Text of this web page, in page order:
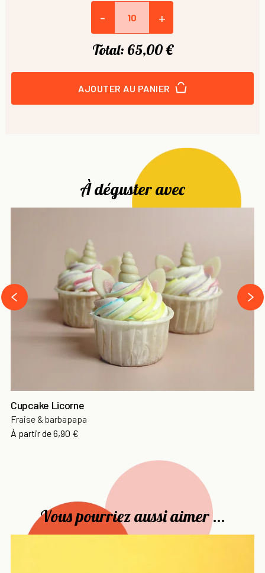
- +
Total: 65,00 €
AJOUTER AU PANIER
À déguster avec
Cupcake Licorne
Fraise & barbapapa
À partir dePrix
6,90 €
prev
next
Vous pourriez aussi aimer ...